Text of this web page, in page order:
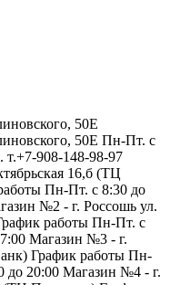
50Е
50Е Пн-Пт. с
908-148-98-97
16,б (ТЦ
Пн-Пт. с 8:30 до
№2 - г. Россошь ул.
работы Пн-Пт. с
Магазин №3 - г.
График работы Пн-
до 20:00 Магазин №4 - г.